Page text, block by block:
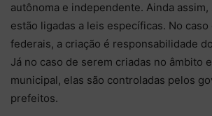
autônoma e independente. Ainda
estão ligadas a leis específicas. No
federais, a criação é responsabilidade
Já no caso de serem criadas no âmbito
municipal, elas são controladas pelos
prefeitos.